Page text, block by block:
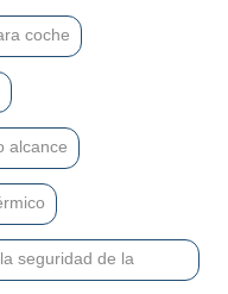
coche
alcance
seguridad de la